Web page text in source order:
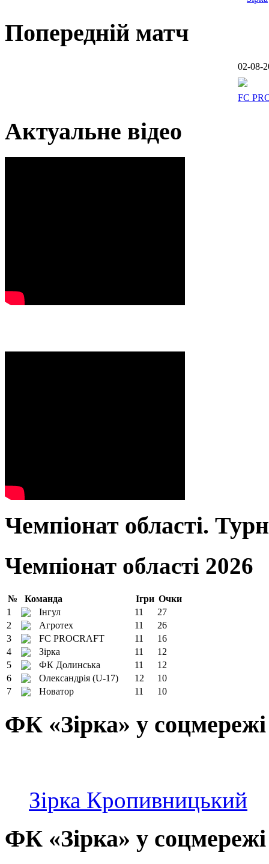
Попередній матч
02-08-
FC
Актуальне відео
Чемпіонат області.
Чемпіонат області 2026
№ Команда Ігри Очки
1
Інгул 11
27
2
Агротех 11
26
3
FC PROCRAFT 11
16
4
Зірка 11
12
5
ФК Долинська 11
12
6
Олександрія (U-17) 12
10
7
Новатор 11 10
ФК «Зірка» у
Зірка Кропивницький
ФК «Зірка» у